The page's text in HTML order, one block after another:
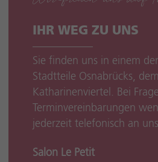
IHR WEG ZU UNS
Sie finden uns in einem
Stadtteile Osnabrücks, dem
Katharinenviertel. Bei
Terminvereinbarungen
jederzeit telefonisch an
Salon Le Petit